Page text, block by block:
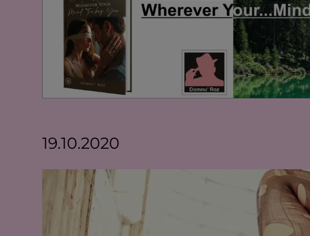
19.10.2020